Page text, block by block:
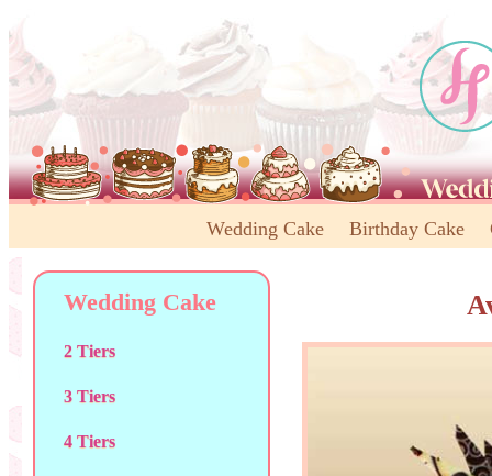
Wedding Cake Birthday Cake
Wedding Cake
2 Tiers
3 Tiers
4 Tiers